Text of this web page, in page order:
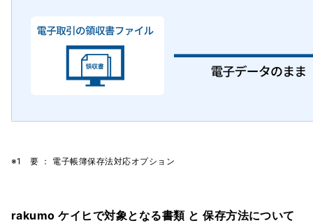
※1 要 ： 電子帳簿保存法対応オプション
rakumo ケイヒで対象となる書類 と 保存方法について